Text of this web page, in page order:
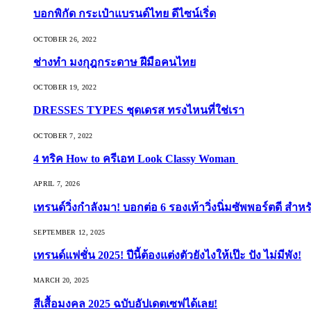
บอกพิกัด กระเป๋าแบรนด์ไทย ดีไซน์เริ่ด
OCTOBER 26, 2022
ช่างทำ มงกุฎกระดาษ ฝีมือคนไทย
OCTOBER 19, 2022
DRESSES TYPES ชุดเดรส ทรงไหนที่ใช่เรา
OCTOBER 7, 2022
4 ทริค How to ครีเอท Look Classy Woman
APRIL 7, 2026
เทรนด์วิ่งกำลังมา! บอกต่อ 6 รองเท้าวิ่งนิ่มซัพพอร์ตดี สำห
SEPTEMBER 12, 2025
เทรนด์แฟชั่น 2025! ปีนี้ต้องแต่งตัวยังไงให้เป๊ะ ปัง ไม่มีพัง!
MARCH 20, 2025
สีเสื้อมงคล 2025 ฉบับอัปเดตเซฟได้เลย!